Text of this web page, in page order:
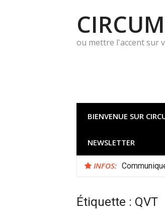
ou mettre l'accent sur
BIENVENUE SUR
NEWSLETTER
INFOS: Quelle
Étiquette : QVT